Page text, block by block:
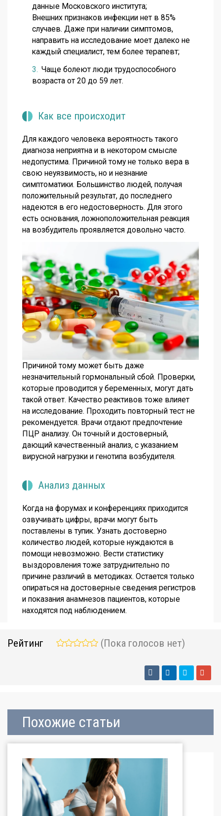
данные Московского института;
Внешних признаков инфекции нет в 85%
случаев. Даже при наличии симптомов,
направить на исследование моет далеко не
каждый специалист, тем более терапевт;
Чаще болеют люди трудоспособного
возраста от 20 до 59 лет.
Как все происходит
Для каждого человека вероятность такого
диагноза неприятна и в некотором смысле
недопустима. Причиной тому не только вера в
свою неуязвимость, но и незнание
симптоматики. Большинство людей, получая
положительный результат, до последнего
надеются в его недостоверность. Для этого
есть основания, ложноположительная реакция
на возбудитель проявляется довольно часто.
Причиной тому может быть даже
незначительный гормональный сбой. Проверки,
которые проводится у беременных, могут дать
такой ответ. Качество реактивов тоже влияет
на исследование. Проходить повторный тест не
рекомендуется. Врачи отдают предпочтение
ПЦР анализу. Он точный и достоверный,
дающий качественный анализ, с указанием
вирусной нагрузки и генотипа возбудителя.
Анализ данных
Когда на форумах и конференциях приходится
озвучивать цифры, врачи могут быть
поставлены в тупик. Узнать достоверно
количество людей, которые нуждаются в
помощи невозможно. Вести статистику
выздоровления тоже затруднительно по
причине различий в методиках. Остается только
опираться на достоверные сведения регистров
и показания анамнезов пациентов, которые
находятся под наблюдением.
Рейтинг (Пока голосов нет)
Похожие статьи